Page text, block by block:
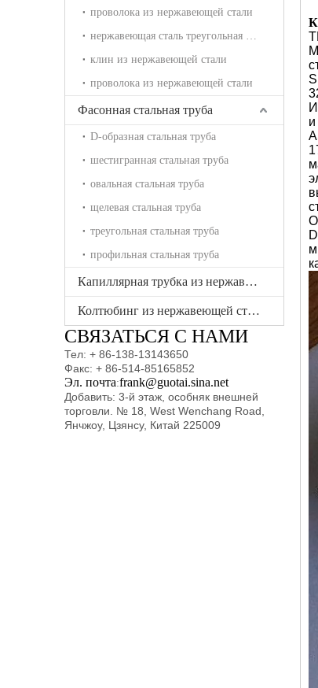
проволока из нержавеющей стали
нержавеющая сталь треугольная проволока
клин из нержавеющей стали
проволока из нержавеющей стали
Фасонная стальная труба
D-образная стальная труба
шестигранная стальная труба
овальная стальная труба
щелевая стальная труба
треугольная стальная труба
профильная стальная труба
Капиллярная трубка из нержавеющей стали
Колтюбинг из нержавеющей стали
СВЯЗАТЬСЯ С НАМИ
Тел: + 86-138-13143650
Факс: + 86-514-85165852
Эл. почта:frank@guotai.sina.net
Добавить: 3-й этаж, особняк внешней
торговли. № 18, West Wenchang Road,
Янчжоу, Цзянсу, Китай 225009
и